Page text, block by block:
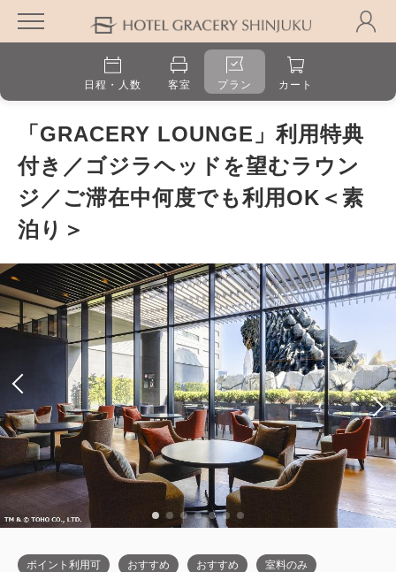
日程・人数 客室 プラン カート
「GRACERY LOUNGE」利用特典
付き／ゴジラヘッドを望むラウン
ジ／ご滞在中何度でも利用OK＜素
泊り＞
ポイント利用可 おすすめ おすすめ 室料のみ